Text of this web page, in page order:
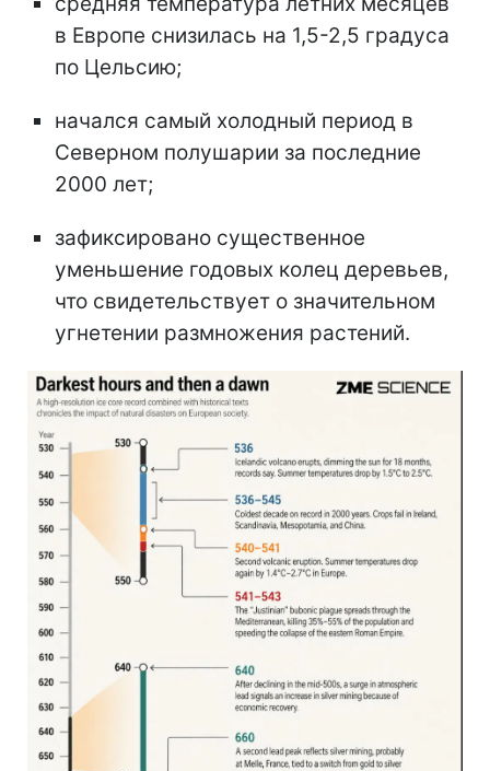
в Европе снизилась на 1,5-2,5 градуса
по Цельсию;
начался самый холодный период в
Северном полушарии за последние
2000 лет;
зафиксировано существенное
уменьшение годовых колец деревьев,
что свидетельствует о значительном
угнетении размножения растений.